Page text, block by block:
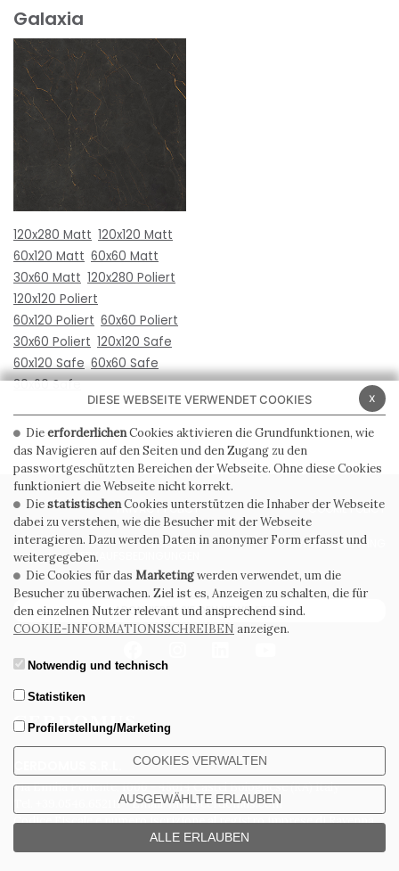
Galaxia
120x280 Matt 120x120 Matt
60x120 Matt 60x60 Matt
30x60 Matt 120x280 Poliert
120x120 Poliert
60x120 Poliert 60x60 Poliert
30x60 Poliert 120x120 Safe
60x120 Safe 60x60 Safe
30x60 Safe
Via Emilia Ponente, 1000 - 48014 Castel Bolognese (RA) Italy
Tel. +39.0546.652111 - Email: info@cerdomus.com
Codice Fiscale e numero iscrizione al registro imprese di Ravenna
02620780391 - REA RA 217992 - Capitale Sociale Euro 20.000.000 i.v.
PRIVACY POLICY COOKIE POLICY
ALLGEMEINE
VERKAUFSBEDINGUNGEN
WHISTLEBLOWING
ABONNIEREN SIE DEN NEWSLETTER
x
DIESE WEBSEITE VERWENDET COOKIES
DieerforderlichenCookies aktivieren die Grundfunktionen, wie
das Navigieren auf den Seiten und den Zugang zu den
passwortgeschützten Bereichen der Webseite. Ohne diese Cookies
funktioniert die Webseite nicht korrekt.
DiestatistischenCookies unterstützen die Inhaber der Webseite
dabei zu verstehen, wie die Besucher mit der Webseite
interagieren. Dazu werden Daten in anonymer Form erfasst und
weitergegeben.
Die Cookies für das Marketingwerden verwendet, um die
Besucher zu überwachen. Ziel ist es, Anzeigen zu schalten, die für
den einzelnen Nutzer relevant und ansprechend sind.
COOKIE-INFORMATIONSSCHREIBEN anzeigen.
Notwendig und technisch
Statistiken
Profilerstellung/Marketing
COOKIES VERWALTEN
AUSGEWÄHLTE ERLAUBEN
ALLE ERLAUBEN